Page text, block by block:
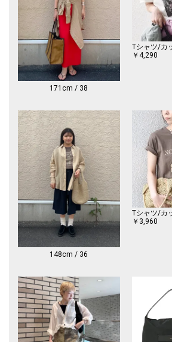
さまざまな表情の羽織スタイリングをお楽しみ
ワンピースの上に羽織ったり、シンプルにデニ
幅広いコーディネートにマッチします。
柄物アイテムとの相性も抜群です◎
羽織としての着こなしはもちろんですが、サイ
クールとしても着用できます。
■お問い合わせ品番：311-11-1968
IMPERIAL LINEN スキッパー ブラウス（品番：
IMPERIAL LINENダブルポケットノースリーブ
9）
-------------------------------------
生地の厚み：薄手
伸縮性：無
透け感：有
光沢感：無
-------------------------------------
※素材の特性上、表面にネップ（部分的に太く
さにムラがある）などの糸ムラがあります。
※撮影環境により商品の色味が異なって見える
お色味は、物撮り画像をご参考にしてください。
※末永く愛用頂く為に、アテンションタグを必
取り扱い下さい。
※画像の商品はサンプルです。
実際の商品と仕様、加工、サイズが若干異なる
171cm / 38
Tシャツ/カ
￥4,290
148cm / 36
Tシャツ/カ
￥3,960